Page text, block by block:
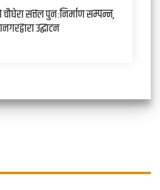
सत्तल पुनःनिर्माण सम्पन्न,
उद्घाटन